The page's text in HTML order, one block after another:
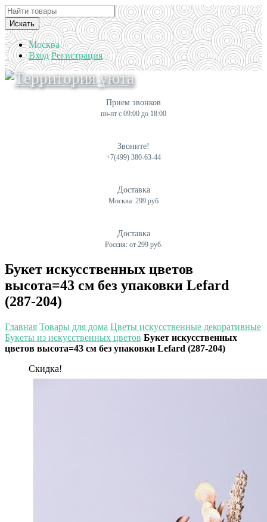
Искать
Москва
Вход Регистрация
Прием звонков
пн-пт с 09:00 до 18:00
Звоните!
+7(499) 380-63-44
Доставка
Москва: 299 руб
Доставка
Россия: от 299 руб.
Букет искусственных цветов
высота=43 см без упаковки Lefard
(287-204)
Главная Товары для дома Цветы искусственные декоративные
Букеты из искусственных цветов Букет искусственных
цветов высота=43 см без упаковки Lefard (287-204)
Скидка!